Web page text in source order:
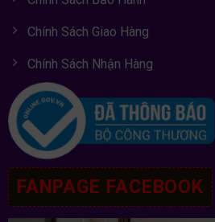
Chính Sách Giao Hàng
Chính Sách Nhận Hàng
FANPAGE FACEBOOK